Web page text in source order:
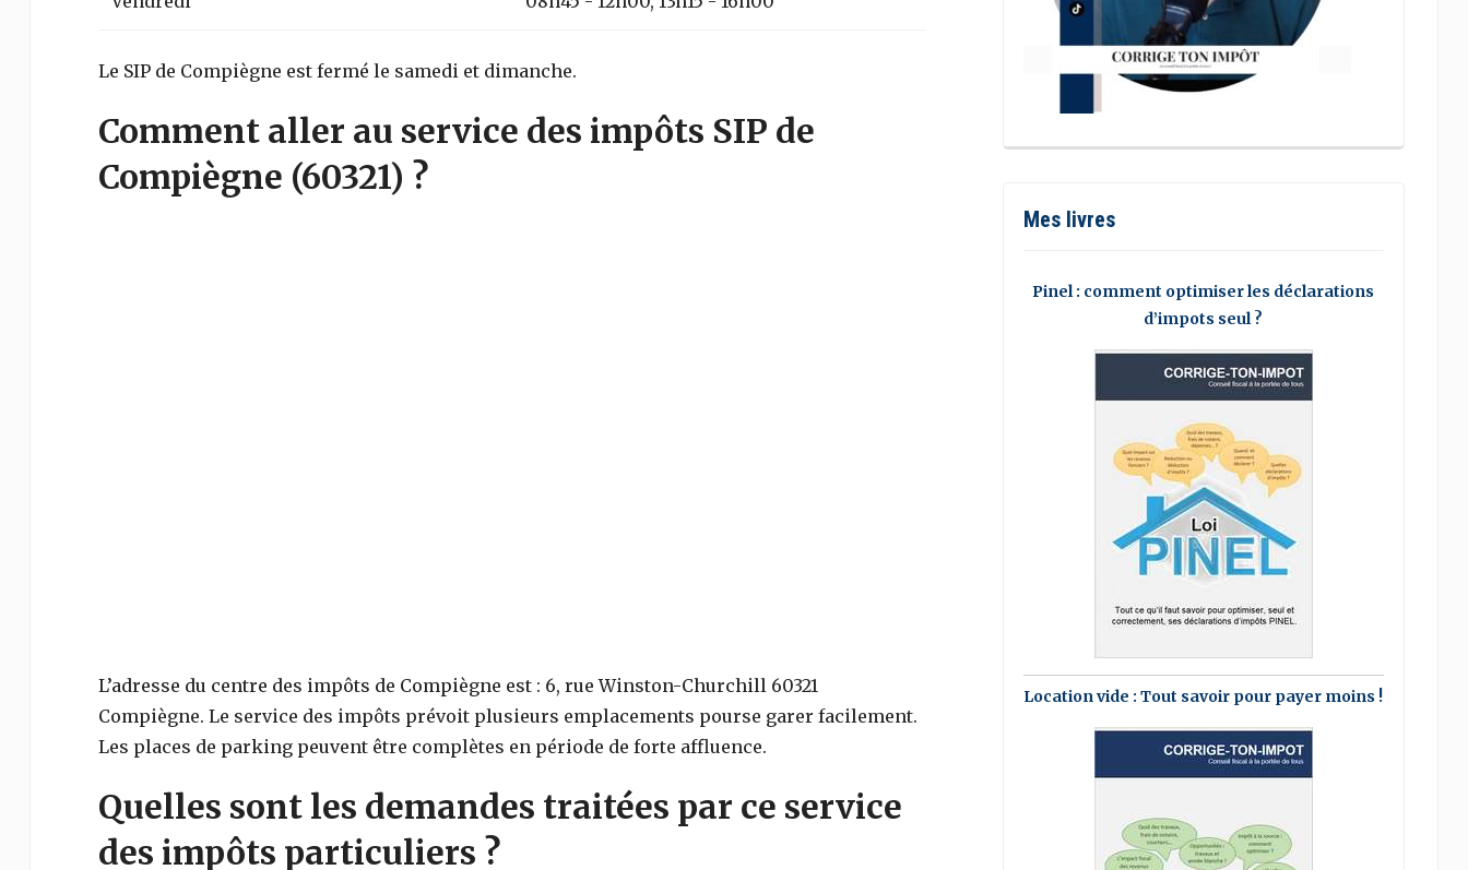
Le SIP de Compiègne est fermé le samedi et dimanche.
Comment aller au service des impôts SIP de
Compiègne (60321) ?
L’adresse du centre des impôts de Compiègne est : 6, rue Winston-Churchill 60321
Compiègne. Le service des impôts prévoit plusieurs emplacements pourse garer facilement.
Les places de parking peuvent être complètes en période de forte affluence.
Quelles sont les demandes traitées par ce service
des impôts particuliers ?
Mes livres
Pinel : comment optimiser les déclarations
d’impots seul ?
Location vide : Tout savoir pour payer moins !